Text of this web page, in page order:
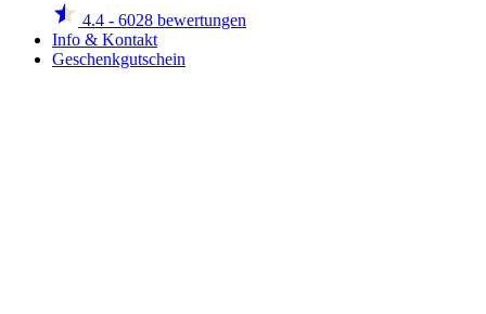
4.4 - 6028 bewertungen
Info & Kontakt
Geschenkgutschein